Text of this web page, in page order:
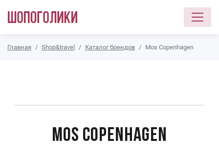
Главная Shop&travel Каталог брендов Mos Copenhagen
Mos Copenhagen